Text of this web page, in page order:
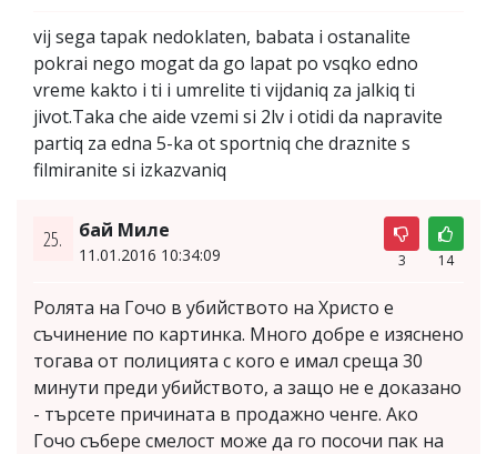
vij sega tapak nedoklaten, babata i ostanalite
pokrai nego mogat da go lapat po vsqko edno
vreme kakto i ti i umrelite ti vijdaniq za jalkiq ti
jivot.Taka che aide vzemi si 2lv i otidi da napravite
partiq za edna 5-ka ot sportniq che draznite s
filmiranite si izkazvaniq
25. бай Миле
11.01.2016 10:34:09 3 14
Ролята на Гочо в убийството на Христо е
съчинение по картинка. Много добре е изяснено
тогава от полицията с кого е имал среща 30
минути преди убийството, а защо не е доказано
- търсете причината в продажно ченге. Ако
Гочо събере смелост може да го посочи пак на